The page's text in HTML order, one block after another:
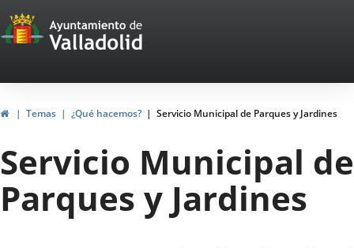
Portal
Web
del
Ayuntamiento
de
Valladolid
InicioTemas ¿Qué hacemos? Servicio Municipal de Parques y Jardines
Servicio Municipal de
Parques y Jardines